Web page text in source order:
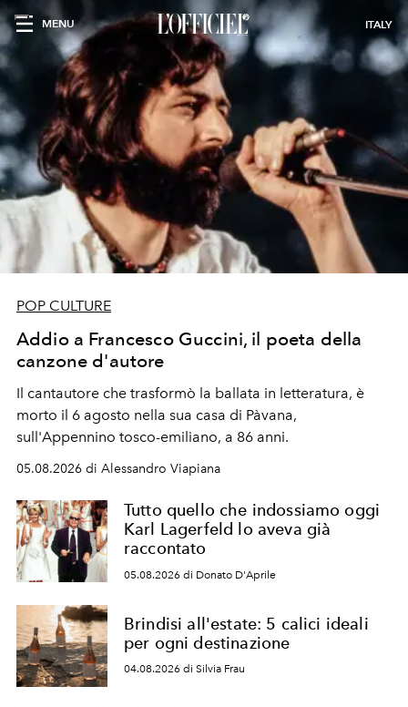
MENU ITALY
POP CULTURE
Addio a Francesco Guccini, il poeta della
canzone d'autore
Il cantautore che trasformò la ballata in letteratura, è
morto il 6 agosto nella sua casa di Pàvana,
sull'Appennino tosco-emiliano, a 86 anni.
05.08.2026 di Alessandro Viapiana
Tutto quello che indossiamo oggi
Karl Lagerfeld lo aveva già
raccontato
05.08.2026 di Donato D'Aprile
Brindisi all'estate: 5 calici ideali
per ogni destinazione
04.08.2026 di Silvia Frau